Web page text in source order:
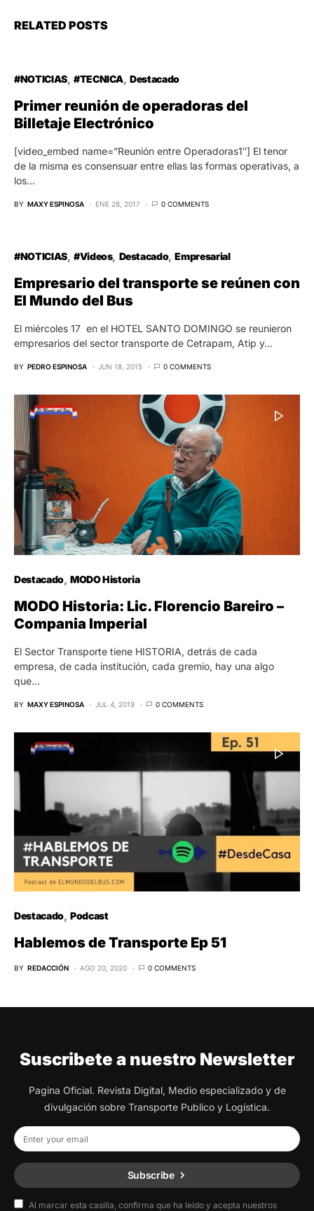
RELATED POSTS
#NOTICIAS #TECNICA Destacado
Primer reunión de operadoras del
Billetaje Electrónico
[video_embed name=”Reunión entre Operadoras1″] El tenor
de la misma es consensuar entre ellas las formas operativas, a
los…
BY MAXY ESPINOSA ENE 28, 2017 0 COMMENTS
#NOTICIAS #Videos Destacado Empresarial
Empresario del transporte se reúnen con
El Mundo del Bus
El miércoles 17 en el HOTEL SANTO DOMINGO se reunieron
empresarios del sector transporte de Cetrapam, Atip y…
BY PEDRO ESPINOSA JUN 18, 2015 0 COMMENTS
Destacado MODO Historia
MODO Historia: Lic. Florencio Bareiro –
Compania Imperial
El Sector Transporte tiene HISTORIA, detrás de cada
empresa, de cada institución, cada gremio, hay una algo
que…
BY MAXY ESPINOSA JUL 4, 2019 0 COMMENTS
Destacado Podcast
Hablemos de Transporte Ep 51
BY REDACCIÓN AGO 20, 2020 0 COMMENTS
Suscribete a nuestro Newsletter
Pagina Oficial. Revista Digital, Medio especializado y de
divulgación sobre Transporte Publico y Logística.
Subscribe
Al marcar esta casilla, confirma que ha leído y acepta nuestros